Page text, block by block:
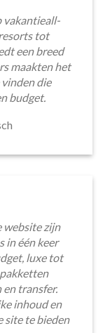
vakantieall-
tot
een breed
maakten het
die
budget.
website zijn
in één keer
luxe tot
transfer.
inhoud en
site te bieden